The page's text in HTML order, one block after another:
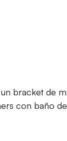
bracket de
con baño